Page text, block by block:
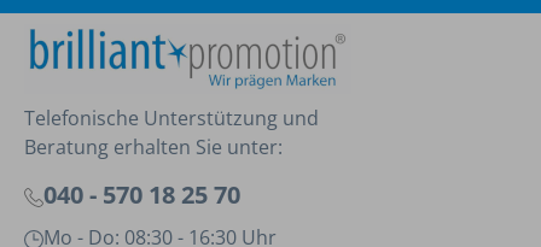
Telefonische Unterstützung und
Beratung erhalten Sie unter:
040 - 570 18 25 70
Mo - Do: 08:30 - 16:30 Uhr